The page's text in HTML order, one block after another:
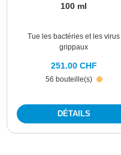
100 ml
Tue les bactéries et les virus
grippaux
56 bouteille(s)
251.00 CHF
DÉTAILS